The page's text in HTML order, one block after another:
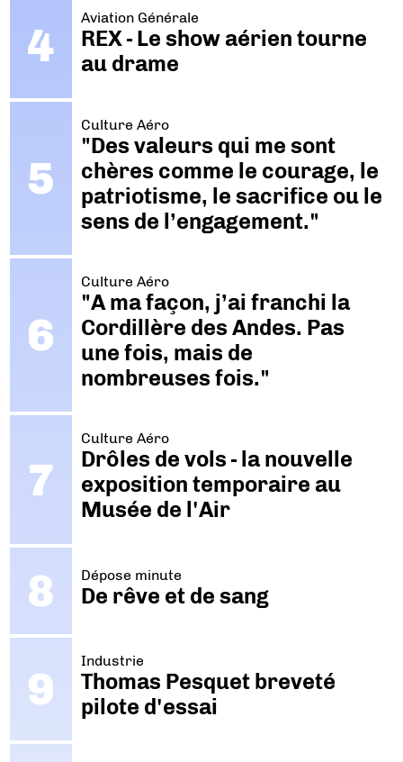
Aviation Générale
REX - Le show aérien tourne
au drame
Culture Aéro
"Des valeurs qui me sont
chères comme le courage, le
patriotisme, le sacrifice ou le
sens de l’engagement."
Culture Aéro
"A ma façon, j’ai franchi la
Cordillère des Andes. Pas
une fois, mais de
nombreuses fois."
Culture Aéro
Drôles de vols - la nouvelle
exposition temporaire au
Musée de l'Air
Dépose minute
De rêve et de sang
Industrie
Thomas Pesquet breveté
pilote d'essai